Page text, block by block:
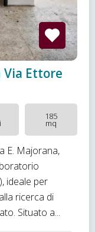
Ettore
185
mq
E. Majorana,
ideale per
ricerca di
Situato a...